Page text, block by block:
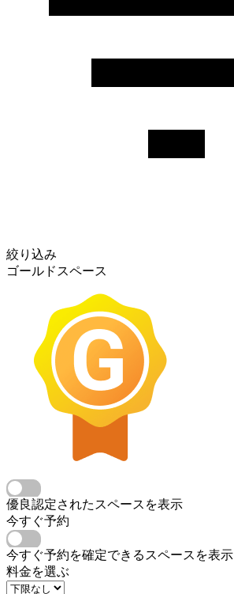
絞り込み
ゴールドスペース
優良認定されたスペースを表示
今すぐ予約
今すぐ予約を確定できるスペースを表示
料金を選ぶ